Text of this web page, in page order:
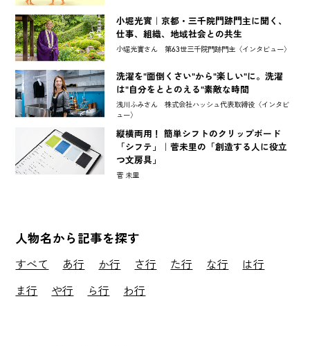
小堀光實｜京都・三千院門跡門主に聞く、
仕事、組織、地域社会との共生
小堀光實さん 第63世三千院門跡門主〈インタビュー〉
洗濯を"面倒くさい"から"楽しい"に。洗濯
は"自分をととのえる"素敵な時間
浅川ふみさん 株式会社ハッシュ代表取締役〈インタビ
ュー〉
縦横両用！ 簡単シフトのクリップボード
「シフテ」｜菅未里の「創造する人に役立
つ文房具」
菅 未里
人物名から記事を探す
すべて あ行 か行 さ行 た行 な行
は行
ま行
や行 ら行 わ行